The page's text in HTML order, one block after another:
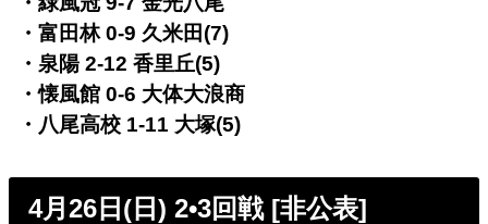
・富田林 0-9 久米田(7)
・泉陽 2-12 香里丘(5)
・懐風館 0-6 大体大浪商
・八尾高校 1-11 大塚(5)
4月26日(日) 2•3回戦 [非公表]